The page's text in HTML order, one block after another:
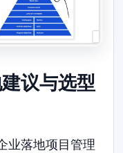
议与选型
业落地项目管理